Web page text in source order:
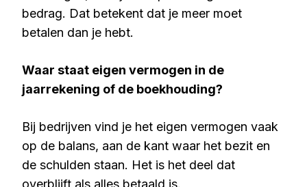
bedrag. Dat betekent dat je meer moet
betalen dan je hebt.
Waar staat eigen vermogen in de
jaarrekening of de boekhouding?
Bij bedrijven vind je het eigen vermogen vaak
op de balans, aan de kant waar het bezit en
de schulden staan. Het is het deel dat
overblijft als alles betaald is.